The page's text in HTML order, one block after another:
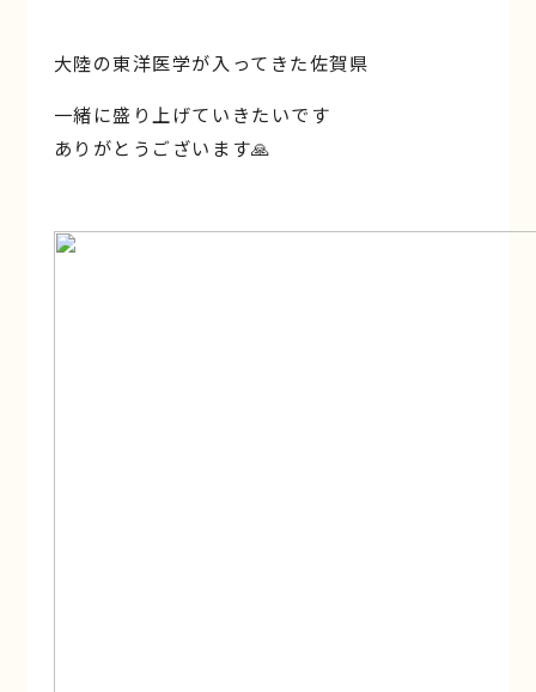
大陸の東洋医学が入ってきた佐賀県
一緒に盛り上げていきたいです
ありがとうございます🙏